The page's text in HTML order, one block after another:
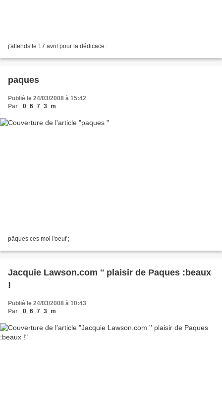
j'attends le 17 avril pour la dédicace :
paques
Publié le 24/03/2008 à 15:42
Par
_0_6_7_3_m
pâques ces moi l'oeuf ;
Jacquie Lawson.com '' plaisir de Paques :beaux
!
Publié le 24/03/2008 à 10:43
Par
_0_6_7_3_m